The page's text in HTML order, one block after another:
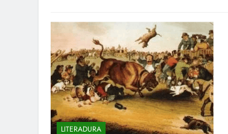
LITERADURA